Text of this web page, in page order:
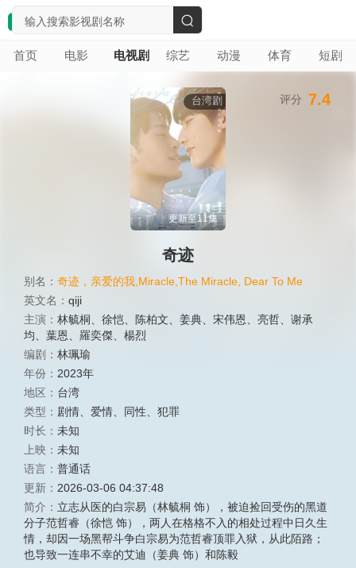
首页 电影 电视剧 综艺 动漫 体育 短剧
搜
索
台湾剧
更新至11集
奇迹
别名： 奇迹，亲爱的我,Miracle,The Miracle, Dear To Me
英文名： qiji
主演： 林毓桐 徐恺 陈柏文 姜典 宋伟恩 亮哲
谢承
均
葉恩 羅奕傑
楊烈
编剧： 林珮瑜
年份： 2023年
地区： 台湾
类型： 剧情 爱情 同性
犯罪
时长： 未知
上映： 未知
语言： 普通话
更新： 2026-03-06 04:37:48
简介： 立志从医的白宗易（林毓桐 饰），被迫捡回受伤的黑道
分子范哲睿（徐恺 饰），两人在格格不入的相处过程中日久生
情，却因一场黑帮斗争白宗易为范哲睿顶罪入狱，从此陌路；
也导致一连串不幸的艾迪（姜典 饰）和陈毅
评分 7.4